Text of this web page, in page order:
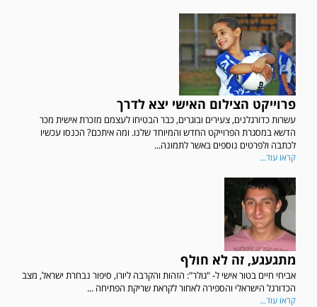
פרוייקט הצילום האישי יצא לדרך
עשרות כדורגלנים, צעירים ובוגרים, כבר הבטיחו לעצמם מזכרת אישית מכר
הדשא במסגרת הפרוייקט החדש והמיוחד שלנו. ומה איתכם? הכנסו עכשיו
לכתבה ולפרטים נוספים באשר לתמונה...
קראו עוד...
מתגעגע, זה לא חולף
אביחי חיים בטור אישי ל- "גולר": הזהות והקרבה ליורו, סיפור נבחרת ישראל, מצב
הכדורגל הישראלי והספירה לאחור לקראת שריקת הפתיחה ...
קראו עוד...